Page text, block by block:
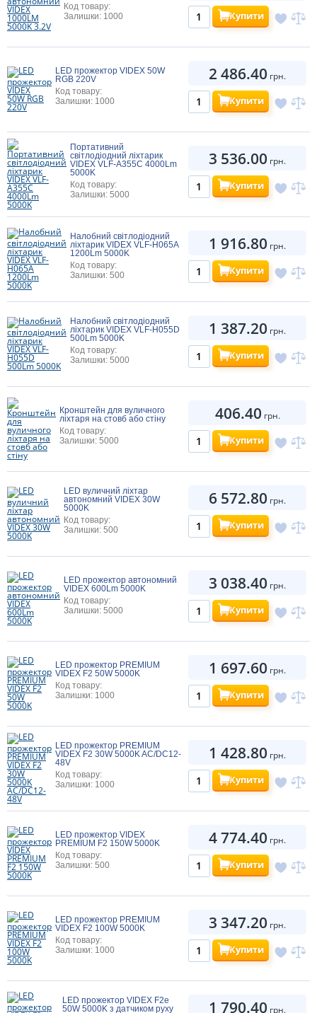
Код товару:
Залишки: 1000
Купити
LED прожектор VIDEX 50W
RGB 220V
Код товару:
Залишки: 1000
2 486.40 грн.
Купити
Портативний
світлодіодний ліхтарик
VIDEX VLF-A355C 4000Lm
5000K
Код товару:
Залишки: 5000
3 536.00 грн.
Купити
Налобний світлодіодний
ліхтарик VIDEX VLF-H065A
1200Lm 5000K
Код товару:
Залишки: 500
1 916.80 грн.
Купити
Налобний світлодіодний
ліхтарик VIDEX VLF-H055D
500Lm 5000K
Код товару:
Залишки: 5000
1 387.20 грн.
Купити
Кронштейн для вуличного
ліхтаря на стовб або стіну
Код товару:
Залишки: 5000
406.40 грн.
Купити
LED вуличний ліхтар
автономний VIDEX 30W
5000K
Код товару:
Залишки: 500
6 572.80 грн.
Купити
LED прожектор автономний
VIDEX 600Lm 5000K
Код товару:
Залишки: 5000
3 038.40 грн.
Купити
LED прожектор PREMIUM
VIDEX F2 50W 5000K
Код товару:
Залишки: 1000
1 697.60 грн.
Купити
LED прожектор PREMIUM
VIDEX F2 30W 5000K AC/DC12-
48V
Код товару:
Залишки: 1000
1 428.80 грн.
Купити
LED прожектор VIDEX
PREMIUM F2 150W 5000K
Код товару:
Залишки: 500
4 774.40 грн.
Купити
LED прожектор PREMIUM
VIDEX F2 100W 5000K
Код товару:
Залишки: 1000
3 347.20 грн.
Купити
LED прожектор VIDEX F2e
50W 5000K з датчиком руху
1 790.40 грн.